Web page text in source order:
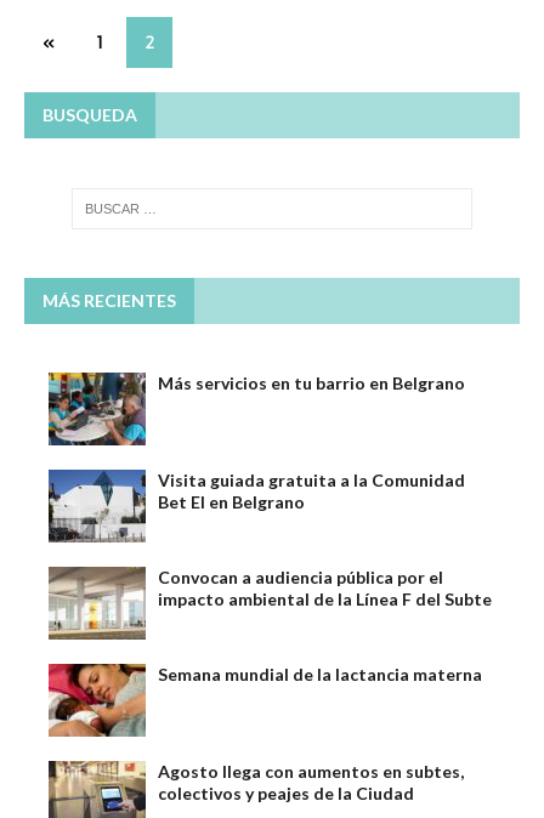
« 1 2
BUSQUEDA
MÁS RECIENTES
Más servicios en tu barrio en Belgrano
Visita guiada gratuita a la Comunidad
Bet El en Belgrano
Convocan a audiencia pública por el
impacto ambiental de la Línea F del Subte
Semana mundial de la lactancia materna
Agosto llega con aumentos en subtes,
colectivos y peajes de la Ciudad